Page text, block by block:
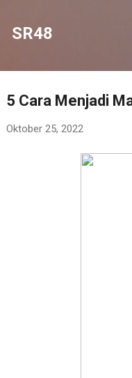
SR48
5 Cara Menjadi
Oktober 25, 2022